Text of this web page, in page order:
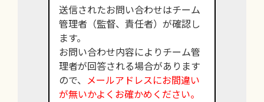
送信されたお問い合わせはチーム
管理者（監督、責任者）が確認し
ます。
お問い合わせ内容によりチーム管
理者が回答される場合があります
ので、 メールアドレスにお間違い
が無いかよくお確かめください。